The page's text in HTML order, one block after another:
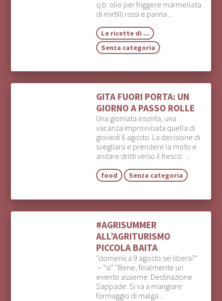
q.b. olio per friggere marmellata
di mirtilli rossi e panna ...
Le ricette di ...
Senza categoria
GITA FUORI PORTA: UN
GIORNO A PASSO ROLLE
Una giornata insolita, una
vacanza improvvisata quella di
giovedì 6 agosto. La decisione di
svegliarsi e prendere la moto e
andare dritti verso il fresco: ...
food Senza categoria
#AGRISUMMER
ALL’AGRITURISMO
PICCOLA BAITA
“domenica 9 agosto sei libera?”
– “si” “Bene, finalmente un
evento assieme. Destinazione
Sappade. Si va a mangiare
formaggio di malga ...